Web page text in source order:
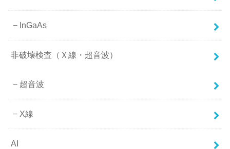
InGaAs
非破壊検査（Ｘ線・超音波）
超音波
X線
AI